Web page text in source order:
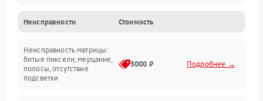
Устройства
Программные ошибки
Электрические и системные сбои
Неисправности Стоимость
Неисправность матрицы:
битые пиксели, мерцание,
полосы, отсутствие
подсветки
5000 ₽ Подробнее →